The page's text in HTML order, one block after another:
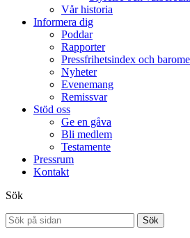
Vår historia
Informera dig
Poddar
Rapporter
Pressfrihetsindex och
Nyheter
Evenemang
Remissvar
Stöd oss
Ge en gåva
Bli medlem
Testamente
Pressrum
Kontakt
Sök
Sök